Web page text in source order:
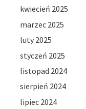
kwiecień 2025
marzec 2025
luty 2025
styczeń 2025
listopad 2024
sierpień 2024
lipiec 2024